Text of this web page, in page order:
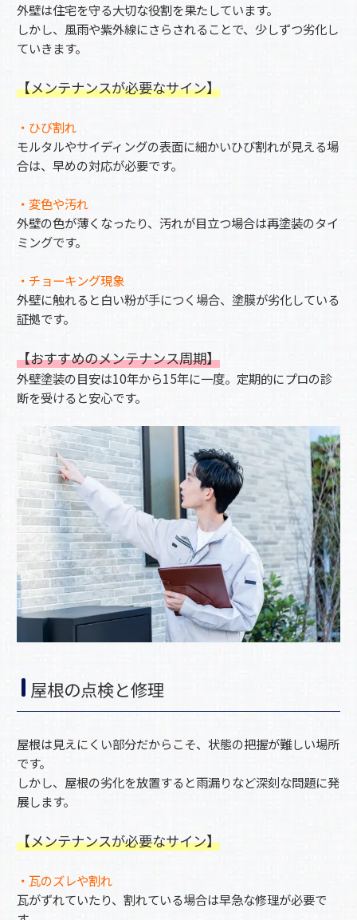
外壁は住宅を守る大切な役割を果たしています。
しかし、風雨や紫外線にさらされることで、少しずつ劣化し
ていきます。
【メンテナンスが必要なサイン】
・ひび割れ
モルタルやサイディングの表面に細かいひび割れが見える場
合は、早めの対応が必要です。
・変色や汚れ
外壁の色が薄くなったり、汚れが目立つ場合は再塗装のタイ
ミングです。
・チョーキング現象
外壁に触れると白い粉が手につく場合、塗膜が劣化している
証拠です。
【おすすめのメンテナンス周期】
外壁塗装の目安は10年から15年に一度。定期的にプロの診
断を受けると安心です。
屋根の点検と修理
屋根は見えにくい部分だからこそ、状態の把握が難しい場所
です。
しかし、屋根の劣化を放置すると雨漏りなど深刻な問題に発
展します。
【メンテナンスが必要なサイン】
・瓦のズレや割れ
瓦がずれていたり、割れている場合は早急な修理が必要で